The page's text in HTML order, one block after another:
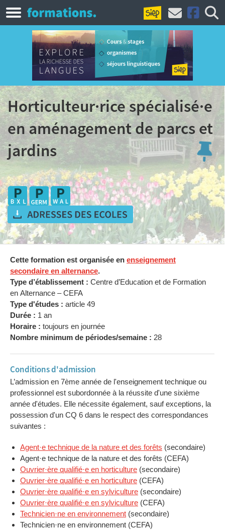
Horticulteur·rice spécialisé·e
en aménagement de parcs et
jardins
Cette formation est organisée en enseignement
secondaire en alternance.
Type d’établissement : Centre d’Education et de Formation
en Alternance – CEFA
Type d'études : article 49
Durée : 1 an
Horaire : toujours en journée
Nombre minimum de périodes/semaine : 28
Conditions d'admission
L’admission en 7ème année de l'enseignement technique ou
professionnel est subordonnée à la réussite d'une sixième
année d'études. Elle nécessite également, sauf exceptions, la
possession d'un CQ 6 dans le respect des correspondances
suivantes :
Agent·e technique de la nature et des forêts (secondaire)
Agent·e technique de la nature et des forêts (CEFA)
Ouvrier·ère qualifié·e en horticulture (secondaire)
Ouvrier·ère qualifié·e en horticulture (CEFA)
Ouvrier·ère qualifié·e en sylviculture (secondaire)
Ouvrier·ère qualifié·e en sylviculture (CEFA)
Technicien·ne en environnement (secondaire)
Technicien·ne en environnement (CEFA)